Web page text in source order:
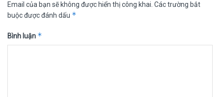
Email của bạn sẽ không được hiển thị công khai. Các trường bắt
buộc được đánh dấu *
Bình luận *